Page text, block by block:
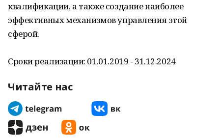
квалификации, а также создание наиболее
эффективных механизмов управления этой
сферой.
Сроки реализации: 01.01.2019 - 31.12.2024
Читайте нас